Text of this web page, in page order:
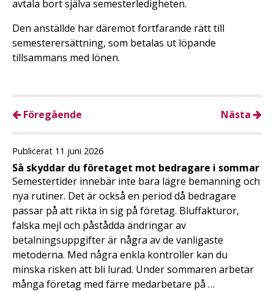
avtala bort själva semesterledigheten.
Den anställde har däremot fortfarande rätt till
semesterersättning, som betalas ut löpande
tillsammans med lönen.
Föregående Nästa
Publicerat 11 juni 2026
Så skyddar du företaget mot bedragare i sommar
Semestertider innebär inte bara lägre bemanning och
nya rutiner. Det är också en period då bedragare
passar på att rikta in sig på företag. Bluffakturor,
falska mejl och påstådda ändringar av
betalningsuppgifter är några av de vanligaste
metoderna. Med några enkla kontroller kan du
minska risken att bli lurad. Under sommaren arbetar
många företag med färre medarbetare på …